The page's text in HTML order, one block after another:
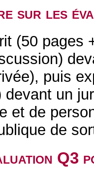
sur les
(50 pages
puis
devant un
et de
de
Q3